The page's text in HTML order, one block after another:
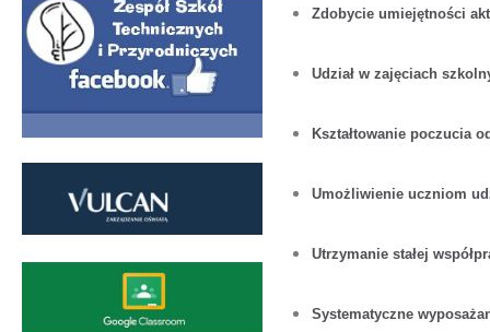
Zdobycie umiejętności
Udział w zajęciach
Kształtowanie poczucia
Umożliwienie uczniom
Utrzymanie stałej
Systematyczne